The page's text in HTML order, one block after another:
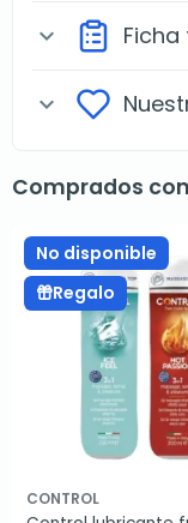
expand_more
expand_more
Comprados
No disponible
Regalo
CONTROL